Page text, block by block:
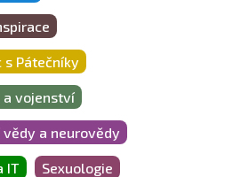
s Pátečníky
a vojenství
a neurovědy
IT Sexuologie